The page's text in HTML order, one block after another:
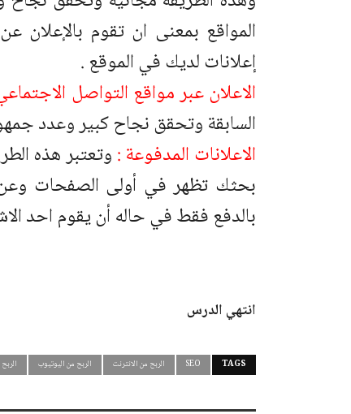
المواقع بمعنى ان تقوم
إعلانات لديك في الموقع .
الاعلان عبر مواقع التواصل
السابقة وتحقق نجاح كبير وعدد
الاعلانات المدفوعة :وتعتبر هذه
بحثك تظهر في أولى الصفحات
بالدفع فقط في حاله أن يقوم احد
انتهي الدرس
TAGS
SEO الربح من الانترنت الربح من اليوتيوب